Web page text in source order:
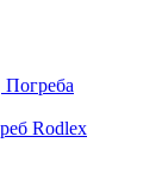
Погреба
Rodlex